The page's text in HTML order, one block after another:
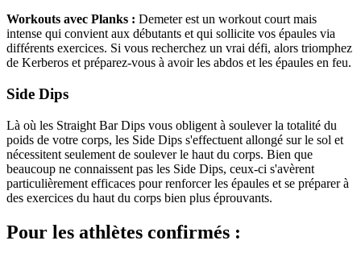
Workouts avec Planks : Demeter est un workout court mais
intense qui convient aux débutants et qui sollicite vos épaules via
différents exercices. Si vous recherchez un vrai défi, alors triomphez
de Kerberos et préparez-vous à avoir les abdos et les épaules en feu.
Side Dips
Là où les Straight Bar Dips vous obligent à soulever la totalité du
poids de votre corps, les Side Dips s'effectuent allongé sur le sol et
nécessitent seulement de soulever le haut du corps. Bien que
beaucoup ne connaissent pas les Side Dips, ceux-ci s'avèrent
particulièrement efficaces pour renforcer les épaules et se préparer à
des exercices du haut du corps bien plus éprouvants.
Pour les athlètes confirmés :